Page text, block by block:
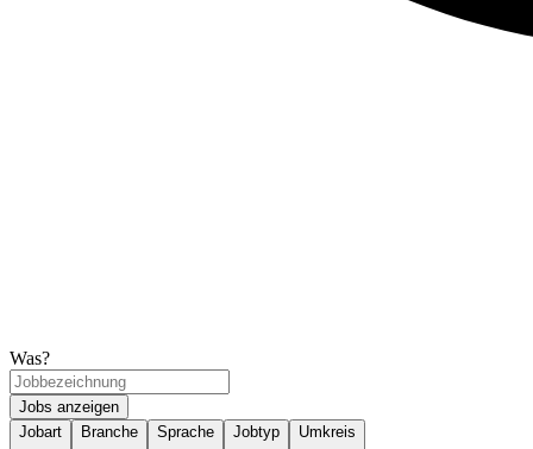
Was?
Jobs anzeigen
Jobart
Branche Sprache Jobtyp Umkreis